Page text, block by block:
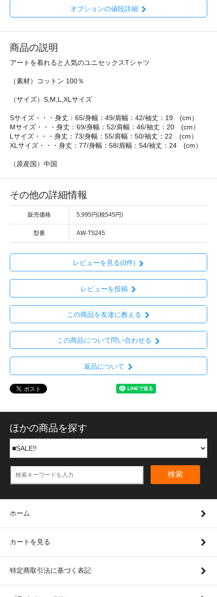
オプションの値段詳細
商品の説明
アートを着れると人気のユニセックスTシャツ
（素材）コットン 100％
（サイズ）S,M,L,XLサイズ
Sサイズ・・・身丈：65/身幅：49/肩幅：42/袖丈：19 (cm）
Mサイズ・・・身丈：69/身幅：52/肩幅：46/袖丈：20 (cm）
Lサイズ・・・身丈：73/身幅：55/肩幅：50/袖丈：22 (cm）
XLサイズ・・・身丈：77/身幅：58/肩幅：54/袖丈：24 (cm）
（原産国）中国
その他の詳細情報
販売価格 5,995円(税545円)
型番 AW-TS245
レビューを見る(0件)
レビューを投稿
この商品を友達に教える
この商品について問い合わせる
返品について
ほかの商品を探す
検索
ホーム
カートを見る
特定商取引法に基づく表記